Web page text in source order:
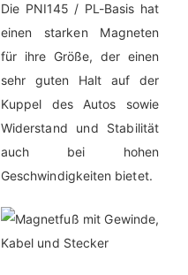
Die PNI145 / PL-Basis hat
einen starken Magneten
für ihre Größe, der einen
sehr guten Halt auf der
Kuppel des Autos sowie
Widerstand und Stabilität
auch bei hohen
Geschwindigkeiten bietet.